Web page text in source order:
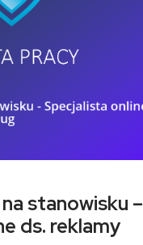
stanowisku –
ds. reklamy